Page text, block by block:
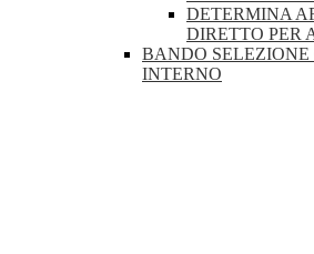
DETERMINA
DIRETTO PER
BANDO
INTERNO